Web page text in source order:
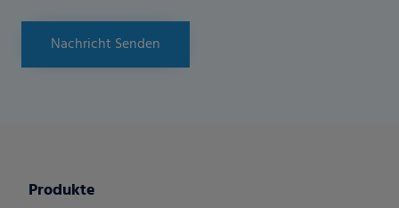
Nachricht Senden
Produkte